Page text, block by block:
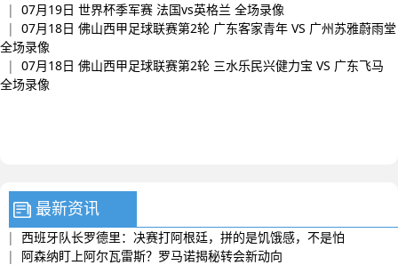
| 07月19日 世界杯季军赛 法国vs英格兰 全场录像
| 07月18日 佛山西甲足球联赛第2轮 广东客家青年 VS 广州苏雅蔚雨堂
全场录像
| 07月18日 佛山西甲足球联赛第2轮 三水乐民兴健力宝 VS 广东飞马
全场录像
最新资讯
| 西班牙队长罗德里：决赛打阿根廷，拼的是饥饿感，不是怕
| 阿森纳盯上阿尔瓦雷斯？罗马诺揭秘转会新动向